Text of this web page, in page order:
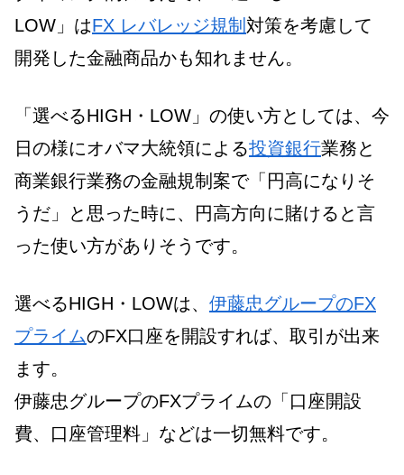
LOW」はFX レバレッジ規制 対策を考慮して
開発した金融商品かも知れません。
「選べるHIGH・LOW」の使い方としては、今
日の様にオバマ大統領による投資銀行業務と
商業銀行業務の金融規制案で「円高になりそ
うだ」と思った時に、円高方向に賭けると言
った使い方がありそうです。
選べるHIGH・LOWは、 伊藤忠グループのFX
プライムのFX口座を開設すれば、取引が出来
ます。
伊藤忠グループのFXプライムの「口座開設
費、口座管理料」などは一切無料です。